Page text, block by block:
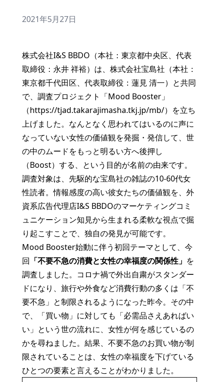
2021年5月27日
株式会社I&S BBDO（本社：東京都中央区、代表
取締役：永井 祥裕）は、株式会社宝島社（本社：
東京都千代⽥区、代表取締役：蓮⾒ 清⼀）と共同
で、調査プロジェクト「Mood Booster」
（https://tjad.takarajimasha.tkj.jp/mb/）を⽴ち
上げました。なんとなく思われてはいるのに声に
なっていない⼥性の価値観を発掘・発信して、世
の中のムードをもっと明るい⽅へ後押し
（Boost）する、という⽬的が名前の由来です。
調査対象は、先駆的な宝島社の雑誌の10-60代⼥
性読者。情報感度の⾼い彼⼥たちの価値観を、外
資系広告代理店I&S BBDOのマーケティングコミ
ュニケーション知⾒から⽣まれる柔軟な視点で掘
り起こすことで、独⾃の発⾒が可能です。
Mood Booster始動に伴う初回テーマとして、今
回 「不要不急の消費と女性の幸福度の関係性」 を
調査しました。コロナ禍で外出自粛がスタンダー
ドになり、旅行や外食など消費行動の多くは「不
要不急」と制限されるようになった昨今。その中
で、「買い物」に対しても「必需品さえあればい
い」という世の流れに、女性が何を感じているの
かを尋ねました。結果、不要不急のお買い物が制
限されていることは、女性の幸福度を下げている
ひとつの要素と言えることがわかりました。